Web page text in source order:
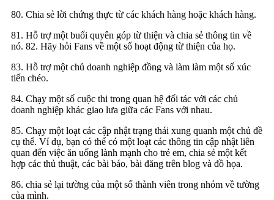
80. Chia sẻ lời chứng thực từ các khách hàng hoặc khách hàng.
81. Hỗ trợ một buổi quyên góp từ thiện và chia sẻ thông tin về
nó. 82. Hãy hỏi Fans về một số hoạt động từ thiện của họ.
83. Hỗ trợ một chủ doanh nghiệp đồng và làm làm một số xúc
tiến chéo.
84. Chạy một số cuộc thi trong quan hệ đối tác với các chủ
doanh nghiệp khác giao lưa giữa các Fans với nhau.
85. Chạy một loạt các cập nhật trạng thái xung quanh một chủ đề
cụ thể. Ví dụ, bạn có thể có một loạt các thông tin cập nhật liên
quan đến việc ăn uống lành mạnh cho trẻ em, chia sẻ một kết
hợp các thủ thuật, các bài báo, bài đăng trên blog và đồ họa.
86. chia sẻ lại tường của một số thành viên trong nhóm về tường
của mình.